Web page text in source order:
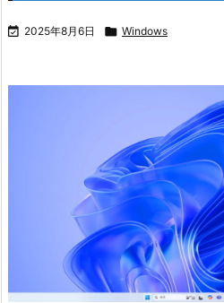
 2025年8月6日  Windows